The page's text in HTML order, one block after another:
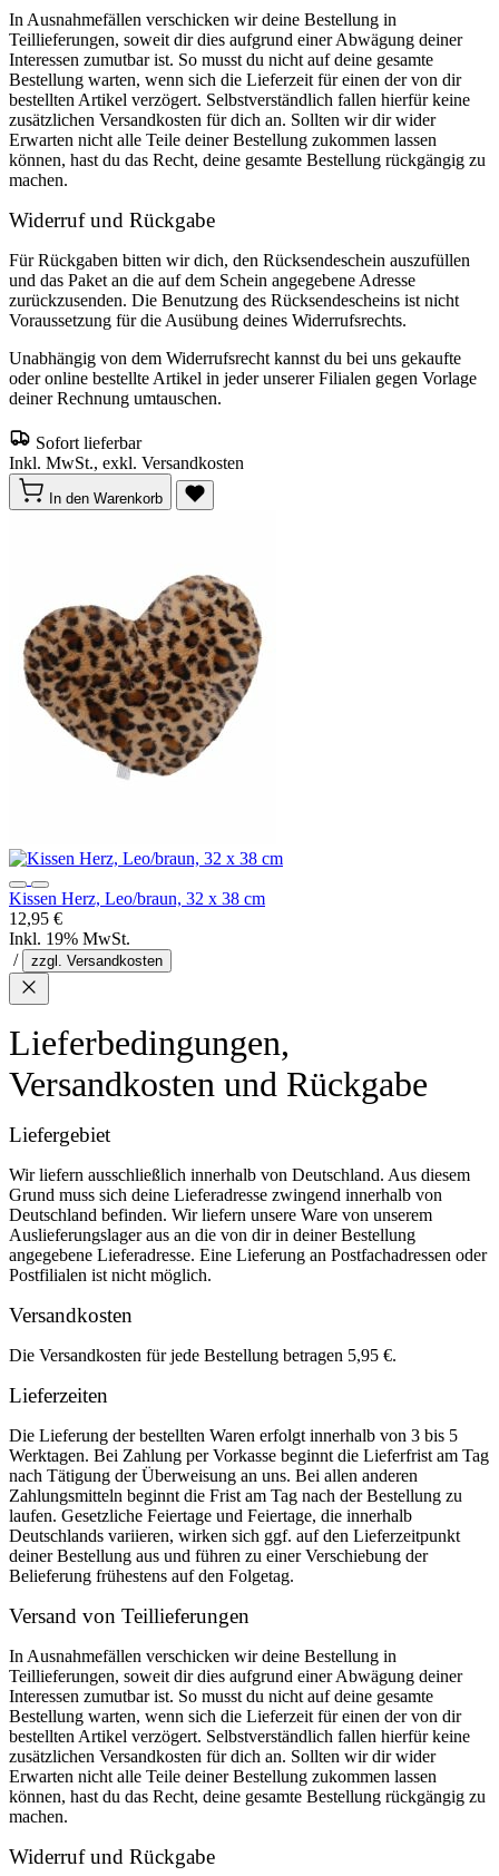
In Ausnahmefällen verschicken wir deine Bestellung in
Teillieferungen, soweit dir dies aufgrund einer Abwägung deiner
Interessen zumutbar ist. So musst du nicht auf deine gesamte
Bestellung warten, wenn sich die Lieferzeit für einen der von dir
bestellten Artikel verzögert. Selbstverständlich fallen hierfür keine
zusätzlichen Versandkosten für dich an. Sollten wir dir wider
Erwarten nicht alle Teile deiner Bestellung zukommen lassen
können, hast du das Recht, deine gesamte Bestellung rückgängig zu
machen.
Widerruf und Rückgabe
Für Rückgaben bitten wir dich, den Rücksendeschein auszufüllen
und das Paket an die auf dem Schein angegebene Adresse
zurückzusenden. Die Benutzung des Rücksendescheins ist nicht
Voraussetzung für die Ausübung deines Widerrufsrechts.
Unabhängig von dem Widerrufsrecht kannst du bei uns gekaufte
oder online bestellte Artikel in jeder unserer Filialen gegen Vorlage
deiner Rechnung umtauschen.
Sofort lieferbar
Inkl. MwSt., exkl. Versandkosten
In den Warenkorb
Kissen Herz, Leo/braun, 32 x 38 cm
12,95 €
Inkl. 19% MwSt.
/
zzgl. Versandkosten
Lieferbedingungen,
Versandkosten und Rückgabe
Liefergebiet
Wir liefern ausschließlich innerhalb von Deutschland. Aus diesem
Grund muss sich deine Lieferadresse zwingend innerhalb von
Deutschland befinden. Wir liefern unsere Ware von unserem
Auslieferungslager aus an die von dir in deiner Bestellung
angegebene Lieferadresse. Eine Lieferung an Postfachadressen oder
Postfilialen ist nicht möglich.
Versandkosten
Die Versandkosten für jede Bestellung betragen 5,95 €.
Lieferzeiten
Die Lieferung der bestellten Waren erfolgt innerhalb von 3 bis 5
Werktagen. Bei Zahlung per Vorkasse beginnt die Lieferfrist am Tag
nach Tätigung der Überweisung an uns. Bei allen anderen
Zahlungsmitteln beginnt die Frist am Tag nach der Bestellung zu
laufen. Gesetzliche Feiertage und Feiertage, die innerhalb
Deutschlands variieren, wirken sich ggf. auf den Lieferzeitpunkt
deiner Bestellung aus und führen zu einer Verschiebung der
Belieferung frühestens auf den Folgetag.
Versand von Teillieferungen
In Ausnahmefällen verschicken wir deine Bestellung in
Teillieferungen, soweit dir dies aufgrund einer Abwägung deiner
Interessen zumutbar ist. So musst du nicht auf deine gesamte
Bestellung warten, wenn sich die Lieferzeit für einen der von dir
bestellten Artikel verzögert. Selbstverständlich fallen hierfür keine
zusätzlichen Versandkosten für dich an. Sollten wir dir wider
Erwarten nicht alle Teile deiner Bestellung zukommen lassen
können, hast du das Recht, deine gesamte Bestellung rückgängig zu
machen.
Widerruf und Rückgabe